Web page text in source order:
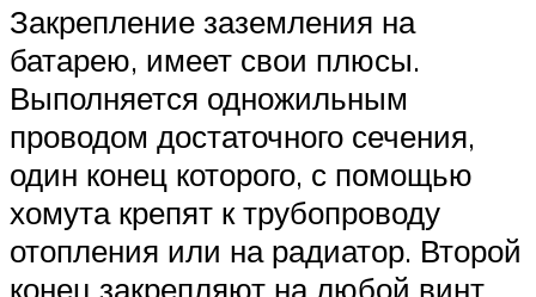
Закрепление заземления на
батарею, имеет свои плюсы.
Выполняется одножильным
проводом достаточного сечения,
один конец которого, с помощью
хомута крепят к трубопроводу
отопления или на радиатор. Второй
конец закрепляют на любой винт